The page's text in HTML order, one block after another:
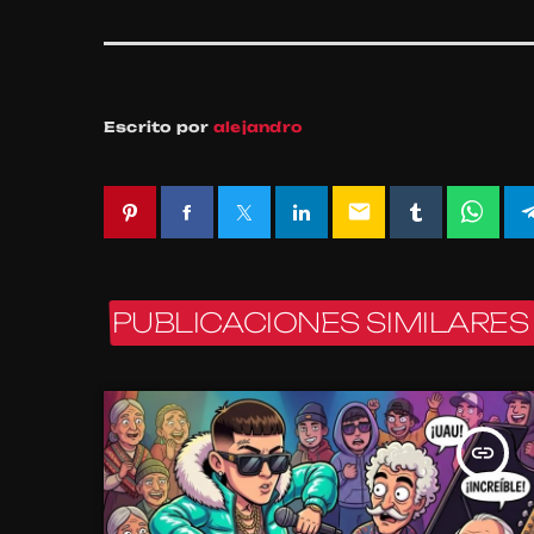
Escrito por alejandro
email
PUBLICACIONES SIMILARES
insert_link